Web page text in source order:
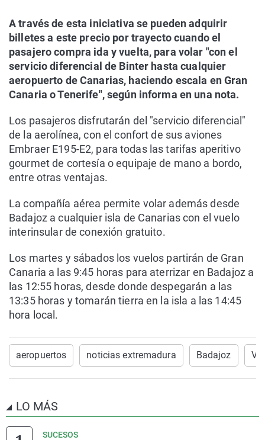
A través de esta iniciativa se pueden adquirir
billetes a este precio por trayecto cuando el
pasajero compra ida y vuelta, para volar "con el
servicio diferencial de Binter hasta cualquier
aeropuerto de Canarias, haciendo escala en Gran
Canaria o Tenerife", según informa en una nota.
Los pasajeros disfrutarán del "servicio diferencial"
de la aerolínea, con el confort de sus aviones
Embraer E195-E2, para todas las tarifas aperitivo
gourmet de cortesía o equipaje de mano a bordo,
entre otras ventajas.
La compañía aérea permite volar además desde
Badajoz a cualquier isla de Canarias con el vuelo
interinsular de conexión gratuito.
Los martes y sábados los vuelos partirán de Gran
Canaria a las 9:45 horas para aterrizar en Badajoz a
las 12:55 horas, desde donde despegarán a las
13:35 horas y tomarán tierra en la isla a las 14:45
hora local.
aeropuertos noticias extremadura Badajoz
LO MÁS
SUCESOS